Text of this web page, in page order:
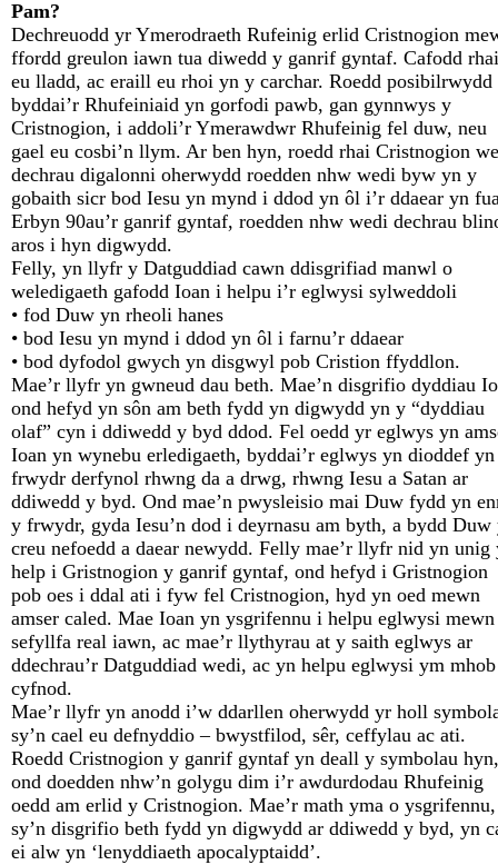
Pam?
Dechreuodd yr Ymerodraeth Rufeinig erlid Cristnogion
ffordd greulon iawn tua diwedd y ganrif gyntaf. Cafodd rhai
eu lladd, ac eraill eu rhoi yn y carchar. Roedd posibilrwydd
byddai’r Rhufeiniaid yn gorfodi pawb, gan gynnwys y
Cristnogion, i addoli’r Ymerawdwr Rhufeinig fel duw, neu
gael eu cosbi’n llym. Ar ben hyn, roedd rhai Cristnogion
dechrau digalonni oherwydd roedden nhw wedi byw yn y
gobaith sicr bod Iesu yn mynd i ddod yn ôl i’r ddaear yn
Erbyn 90au’r ganrif gyntaf, roedden nhw wedi dechrau
aros i hyn digwydd.
Felly, yn llyfr y Datguddiad cawn ddisgrifiad manwl o
weledigaeth gafodd Ioan i helpu i’r eglwysi sylweddoli
• fod Duw yn rheoli hanes
• bod Iesu yn mynd i ddod yn ôl i farnu’r ddaear
• bod dyfodol gwych yn disgwyl pob Cristion ffyddlon.
Mae’r llyfr yn gwneud dau beth. Mae’n disgrifio dyddiau
ond hefyd yn sôn am beth fydd yn digwydd yn y “dyddiau
olaf” cyn i ddiwedd y byd ddod. Fel oedd yr eglwys yn
Ioan yn wynebu erledigaeth, byddai’r eglwys yn dioddef
frwydr derfynol rhwng da a drwg, rhwng Iesu a Satan ar
ddiwedd y byd. Ond mae’n pwysleisio mai Duw fydd yn
y frwydr, gyda Iesu’n dod i deyrnasu am byth, a bydd Duw
creu nefoedd a daear newydd. Felly mae’r llyfr nid yn unig
help i Gristnogion y ganrif gyntaf, ond hefyd i Gristnogion
pob oes i ddal ati i fyw fel Cristnogion, hyd yn oed mewn
amser caled. Mae Ioan yn ysgrifennu i helpu eglwysi mewn
sefyllfa real iawn, ac mae’r llythyrau at y saith eglwys ar
ddechrau’r Datguddiad wedi, ac yn helpu eglwysi ym mhob
cyfnod.
Mae’r llyfr yn anodd i’w ddarllen oherwydd yr holl
sy’n cael eu defnyddio – bwystfilod, sêr, ceffylau ac ati.
Roedd Cristnogion y ganrif gyntaf yn deall y symbolau hyn,
ond doedden nhw’n golygu dim i’r awdurdodau Rhufeinig
oedd am erlid y Cristnogion. Mae’r math yma o ysgrifennu,
sy’n disgrifio beth fydd yn digwydd ar ddiwedd y byd, yn
ei alw yn ‘lenyddiaeth apocalyptaidd’.